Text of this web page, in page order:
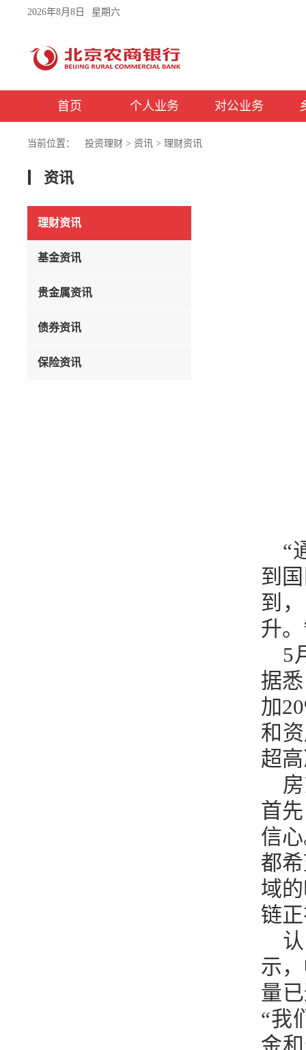
2026年8月8日 星期六
首页 个人业务 对公业务
当前位置： 投资理财 > 资讯 > 理财资讯
资讯
理财资讯
基金资讯
贵金属资讯
债券资讯
保险资讯
“
到
到
升
5
据
加
和
超
首
信
都
域
链
示
量
“我
金